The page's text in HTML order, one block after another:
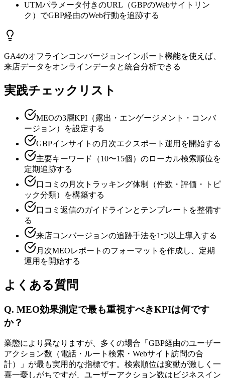
UTMパラメータ付きのURL（GBPのWebサイトリン
ク）でGBP経由のWeb行動を追跡する
GA4のオフラインコンバージョンインポート機能を使えば、
来店データをオンラインデータと統合分析できる
実践チェックリスト
MEOの3層KPI（露出・エンゲージメント・コンバ
ージョン）を設定する
GBPインサイトの月次エクスポート運用を開始する
主要キーワード（10〜15個）のローカル検索順位を
定期追跡する
口コミの月次トラッキング体制（件数・評価・トピ
ック分類）を構築する
口コミ返信のガイドラインとテンプレートを整備す
る
来店コンバージョンの追跡手法を1つ以上導入する
月次MEOレポートのフォーマットを作成し、定期
運用を開始する
よくある質問
Q. MEO効果測定で最も重視すべきKPIは何です
か？
業態により異なりますが、多くの場合「GBP経由のユーザー
アクション数（電話・ルート検索・Webサイト訪問の合
計）」が最も実用的な指標です。検索順位は変動が激しく一
喜一憂しがちですが、ユーザーアクション数はビジネスイン